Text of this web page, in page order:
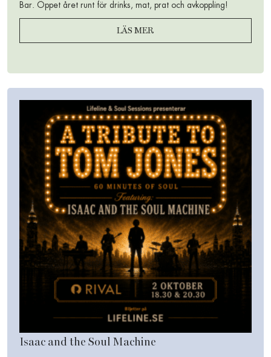
Bar. Öppet året runt för drinks, mat, prat och avkoppling!
LÄS MER
Isaac and the Soul Machine